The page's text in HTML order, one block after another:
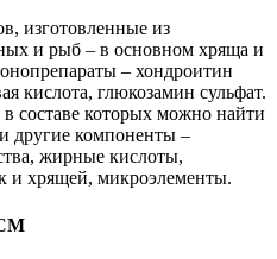
изготовленные из
и рыб – в основном хряща и
– хондроитин
кислота, глюкозамин сульфат.
в составе которых можно найти
другие компоненты –
жирные кислоты,
и хрящей, микроэлементы.